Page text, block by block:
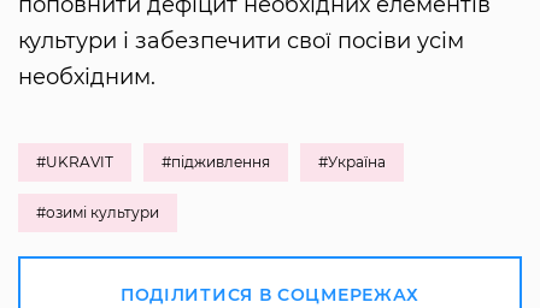
культури і забезпечити свої посіви усім
необхідним.
#UKRAVIT #підживлення #Україна
#озимі культури
ПОДІЛИТИСЯ В СОЦМЕРЕЖАХ